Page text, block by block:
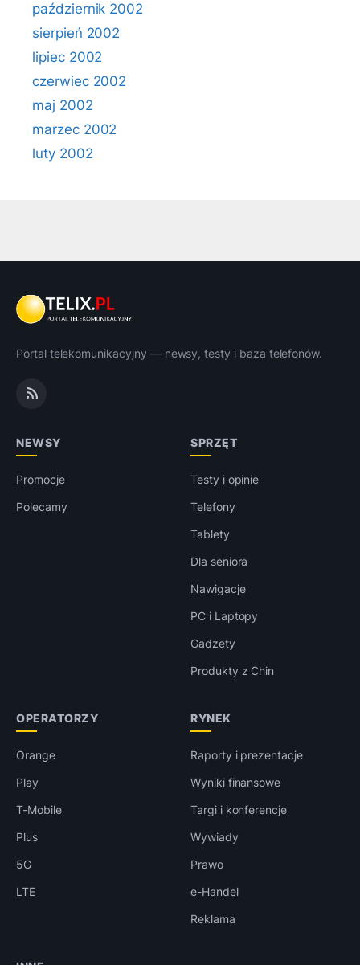
październik 2002
sierpień 2002
lipiec 2002
czerwiec 2002
maj 2002
marzec 2002
luty 2002
Portal telekomunikacyjny — newsy, testy i baza telefonów.
NEWSY
Promocje
Polecamy
SPRZĘT
Testy i opinie
Telefony
Tablety
Dla seniora
Nawigacje
PC i Laptopy
Gadżety
Produkty z Chin
OPERATORZY
Orange
Play
T-Mobile
Plus
5G
LTE
RYNEK
Raporty i prezentacje
Wyniki finansowe
Targi i konferencje
Wywiady
Prawo
e-Handel
Reklama